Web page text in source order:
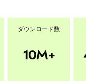
ダウンロード数
10M+